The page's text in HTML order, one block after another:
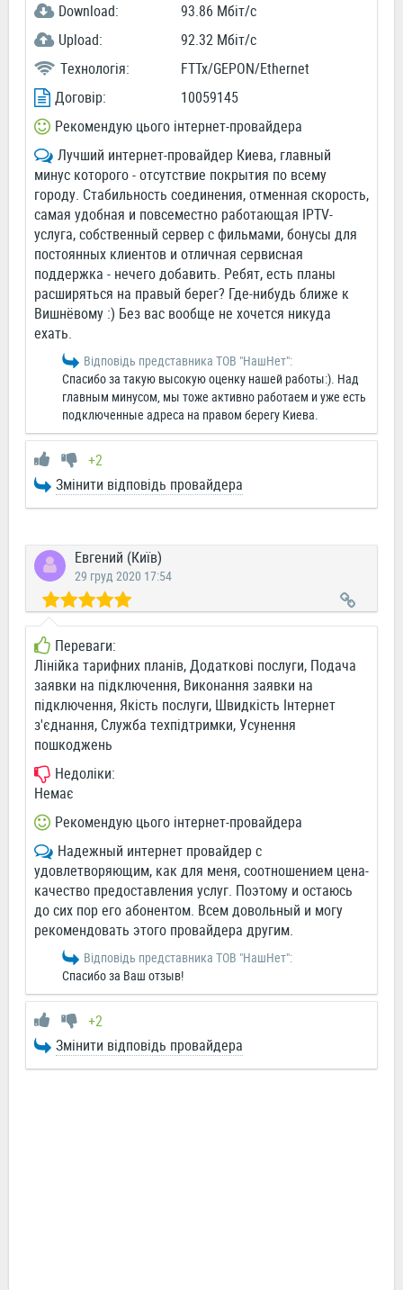
Download:
93.86 Мбіт/c
Upload:
92.32 Мбіт/c
Технологія:
FTTx/GEPON/Ethernet
Договір:
10059145
Рекомендую цього інтернет-провайдера
Лучший интернет-провайдер Киева, главный
минус которого - отсутствие покрытия по всему
городу. Стабильность соединения, отменная скорость,
самая удобная и повсеместно работающая IPTV-
услуга, собственный сервер с фильмами, бонусы для
постоянных клиентов и отличная сервисная
поддержка - нечего добавить. Ребят, есть планы
расширяться на правый берег? Где-нибудь ближе к
Вишнёвому :) Без вас вообще не хочется никуда
ехать.
Відповідь представника ТОВ "НашНет":
Спасибо за такую высокую оценку нашей работы:). Над
главным минусом, мы тоже активно работаем и уже есть
подключенные адреса на правом берегу Киева.
+2
Змінити відповідь провайдера
Евгений (Київ)
29 груд 2020 17:54
Переваги:
Лінійка тарифних планів, Додаткові послуги, Подача
заявки на підключення, Виконання заявки на
підключення, Якість послуги, Швидкість Інтернет
з'єднання, Служба техпідтримки, Усунення
пошкоджень
Недоліки:
Немає
Рекомендую цього інтернет-провайдера
Надежный интернет провайдер с
удовлетворяющим, как для меня, соотношением цена-
качество предоставления услуг. Поэтому и остаюсь
до сих пор его абонентом. Всем довольный и могу
рекомендовать этого провайдера другим.
Відповідь представника ТОВ "НашНет":
Спасибо за Ваш отзыв!
+2
Змінити відповідь провайдера